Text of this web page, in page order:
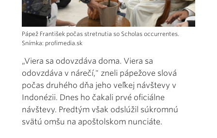
Pápež František počas stretnutia so Scholas occurrentes.
Snímka: profimedia.sk
„Viera sa odovzdáva doma. Viera sa
odovzdáva v nárečí," zneli pápežove slová
počas druhého dňa jeho veľkej návštevy v
Indonézii. Dnes ho čakali prvé oficiálne
návštevy. Predtým však odslúžil súkromnú
svätú omšu na apoštolskom nunciáte.